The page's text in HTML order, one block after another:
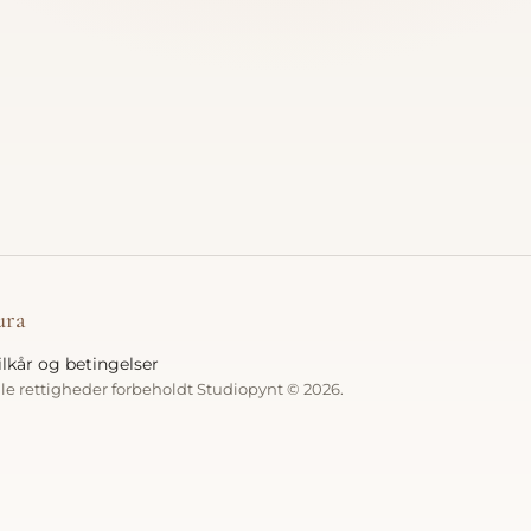
og betingelser
rettigheder forbeholdt Studiopynt © 2026.